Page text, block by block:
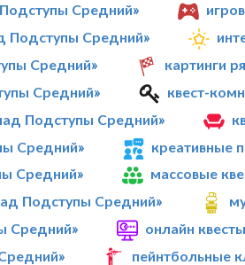
Средний»
Подступы Средний»
Средний»
картинги
Средний»
квест-
Подступы Средний»
Средний»
креативные
Средний»
массовые
Подступы Средний»
Средний»
онлайн
пейнтбольные